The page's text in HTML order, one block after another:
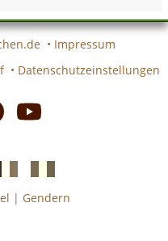
• Impressum
• Datenschutzeinstellungen
italienische
| Gendern